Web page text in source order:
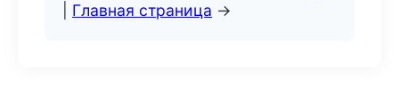
Главная страница →